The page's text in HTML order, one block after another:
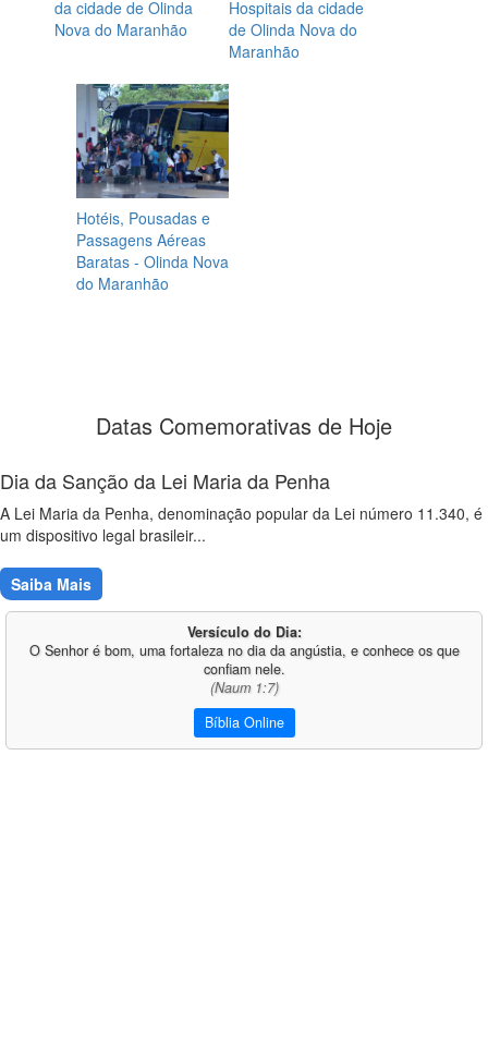
da cidade de Olinda
Nova do Maranhão
Hospitais da cidade
de Olinda Nova do
Maranhão
Hotéis, Pousadas e
Passagens Aéreas
Baratas - Olinda Nova
do Maranhão
Datas Comemorativas de Hoje
Dia da Sanção da Lei Maria da Penha
A Lei Maria da Penha, denominação popular da Lei número 11.340, é
um dispositivo legal brasileir...
Saiba Mais
Versículo do Dia:
O Senhor é bom, uma fortaleza no dia da angústia, e conhece os que
confiam nele.
(Naum 1:7)
Bíblia Online